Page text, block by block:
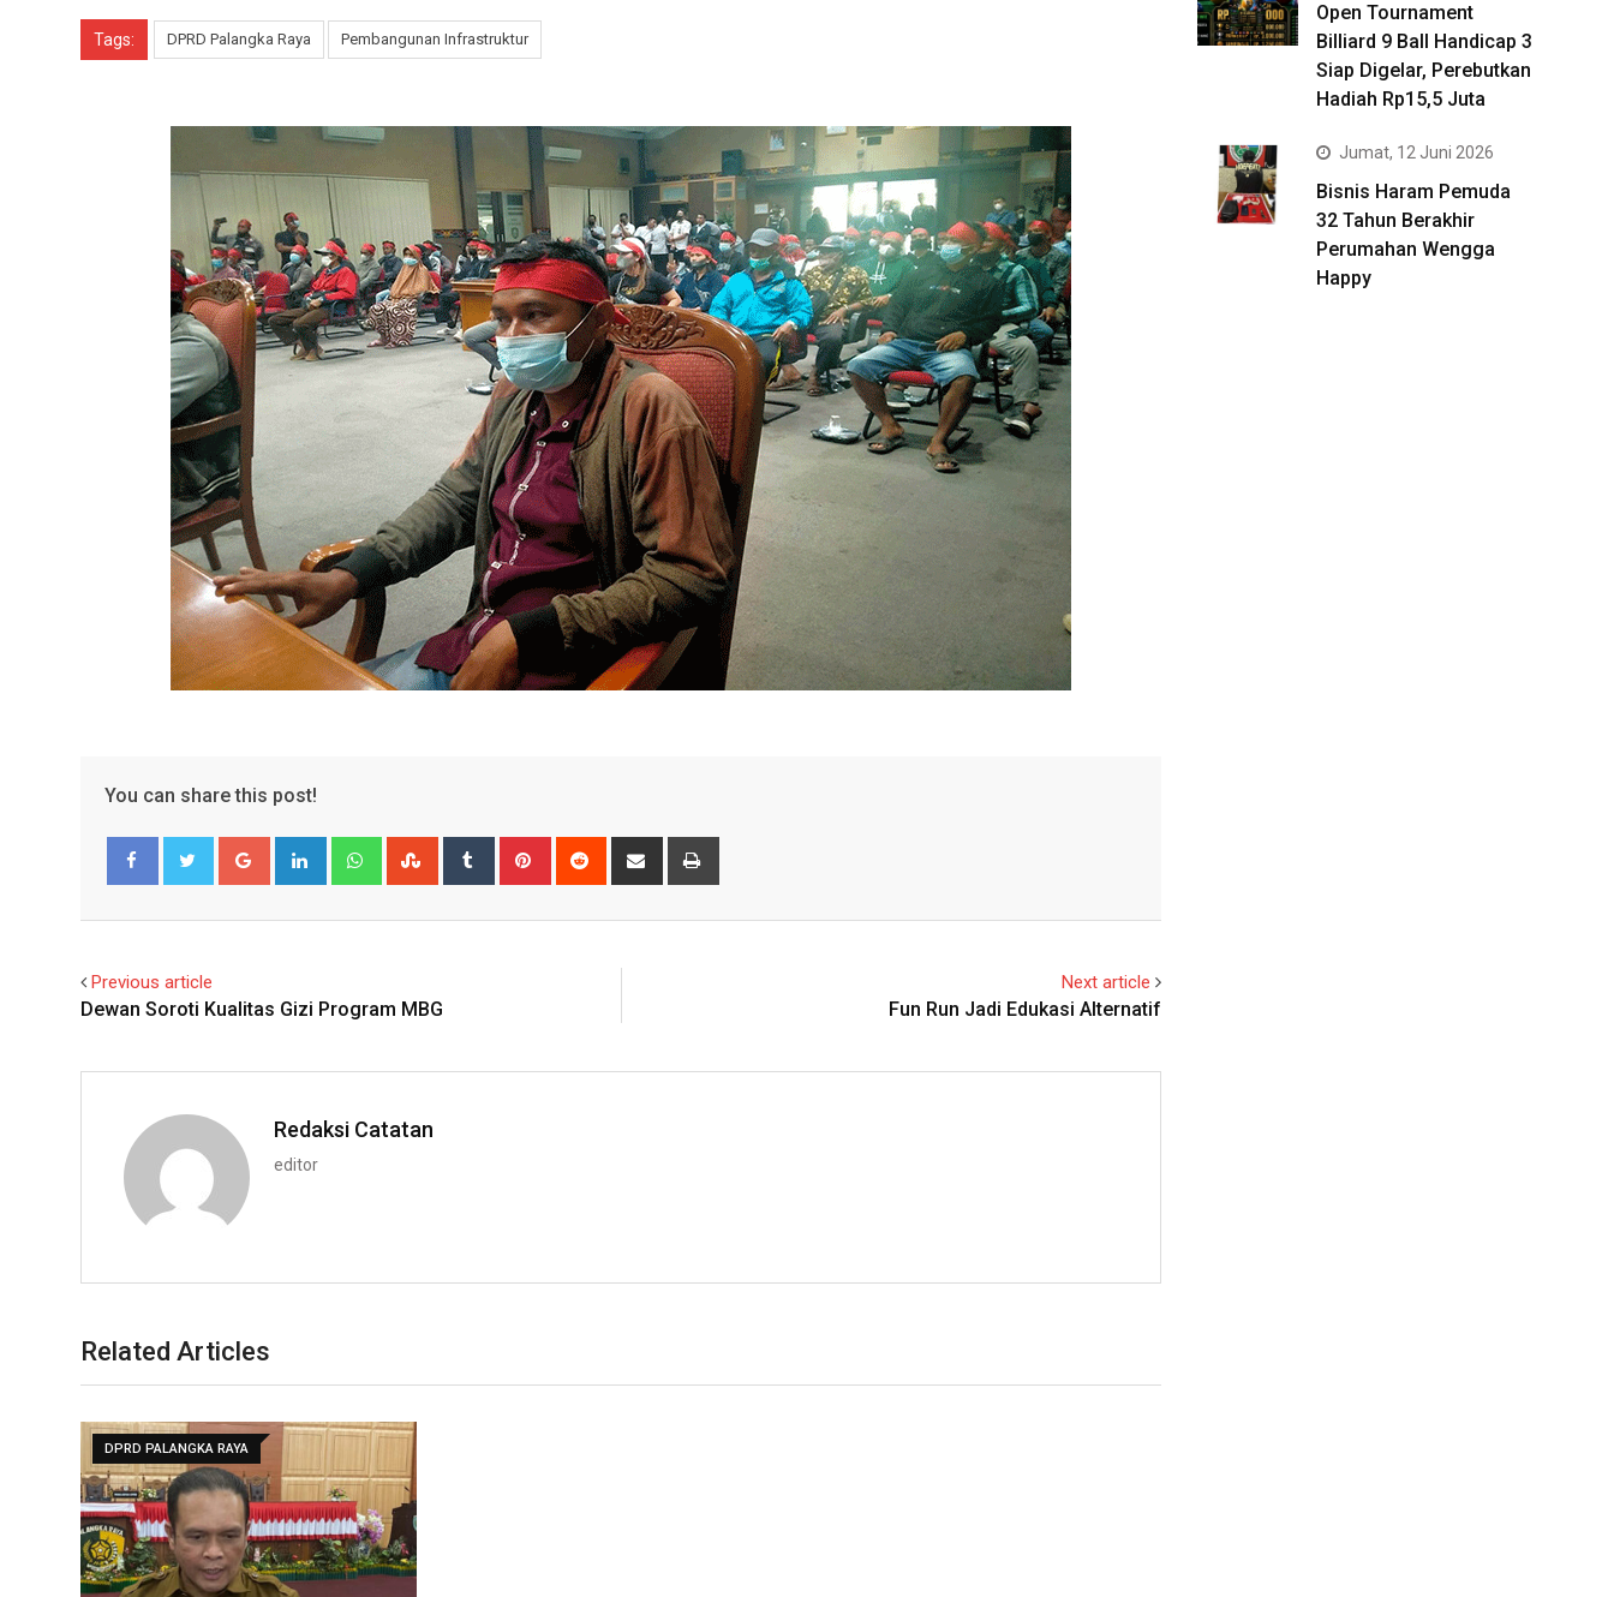
Tags: DPRD Palangka Raya Pembangunan Infrastruktur
You can share this post!
Google+ LinkedIn WhatsappStumbleUpon
Tumblr Pinterest Reddit
Share
Previous article
Dewan Soroti Kualitas Gizi Program MBG
Next article
Fun Run Jadi Edukasi Alternatif
Redaksi Catatan
editor
Related Articles
DPRD PALANGKA RAYA
Open Tournament
Billiard 9 Ball Handicap 3
Siap Digelar, Perebutkan
Hadiah Rp15,5 Juta
Jumat, 12 Juni 2026
Bisnis Haram Pemuda
32 Tahun Berakhir
Perumahan Wengga
Happy